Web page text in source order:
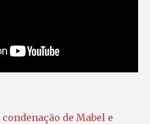
de Mabel e